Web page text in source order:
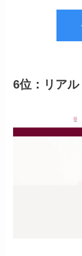
6位：リアル